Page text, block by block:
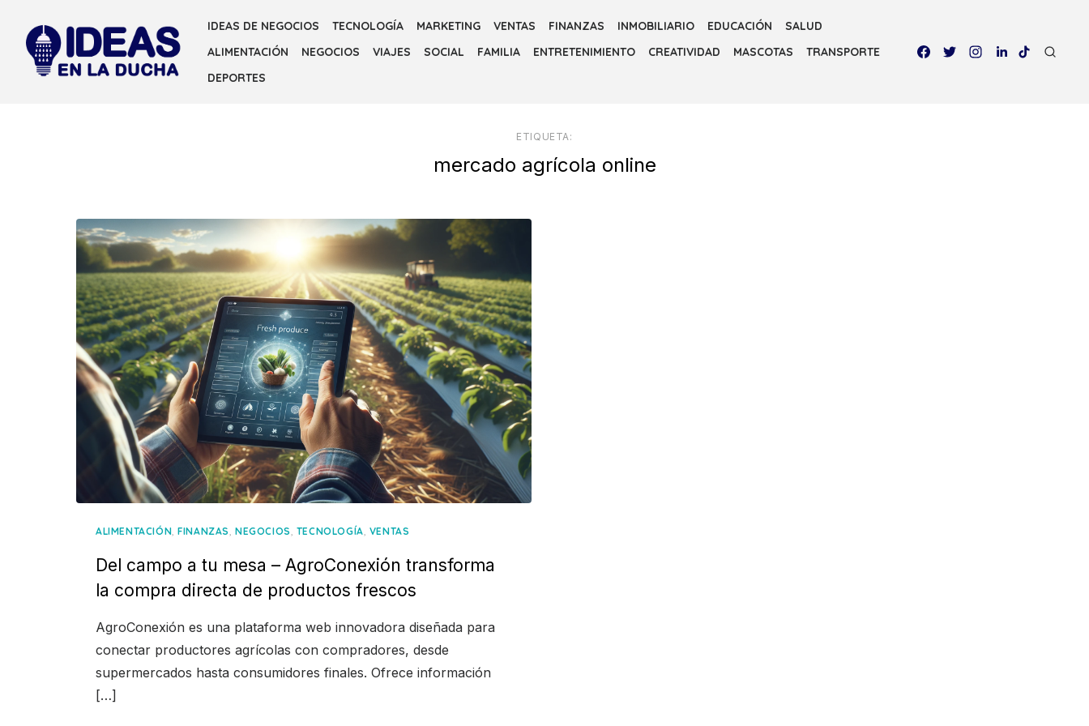
content
IDEAS DE NEGOCIOS TECNOLOGÍA MARKETING VENTAS FINANZAS INMOBILIARIO EDUCACIÓN
SALUD
ALIMENTACIÓN
NEGOCIOS VIAJES SOCIAL FAMILIA ENTRETENIMIENTO CREATIVIDAD MASCOTAS
TRANSPORTE
DEPORTES
ETIQUETA:
mercado agrícola online
ALIMENTACIÓN,FINANZAS,NEGOCIOS, TECNOLOGÍA, VENTAS
Del campo a tu mesa – AgroConexión transforma
la compra directa de productos frescos
AgroConexión es una plataforma web innovadora diseñada para
conectar productores agrícolas con compradores, desde
supermercados hasta consumidores finales. Ofrece información
[…]